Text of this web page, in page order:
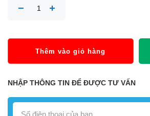
Thêm vào giỏ hàng
NHẬP THÔNG TIN ĐỂ ĐƯỢC TƯ VẤN